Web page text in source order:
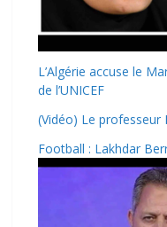
L’Algérie accuse le
de l’UNICEF
(Vidéo) Le professeur
Football : Lakhdar